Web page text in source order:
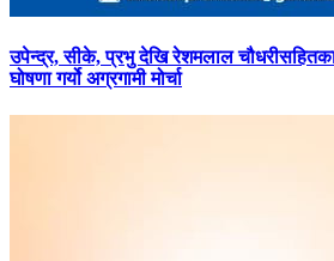
उपेन्द्र,सीके, प्रभु देखि रेशमलाल
घोषणा गर्यो अग्रगामी मोर्चा